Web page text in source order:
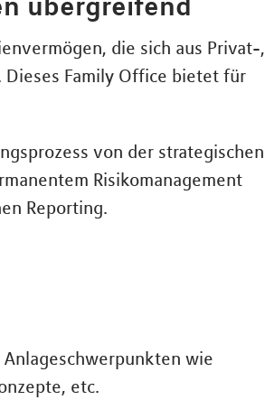
die sich aus Privat-,
Family Office bietet für
von der strategischen
Risikomanagement
Reporting.
wie
etc.